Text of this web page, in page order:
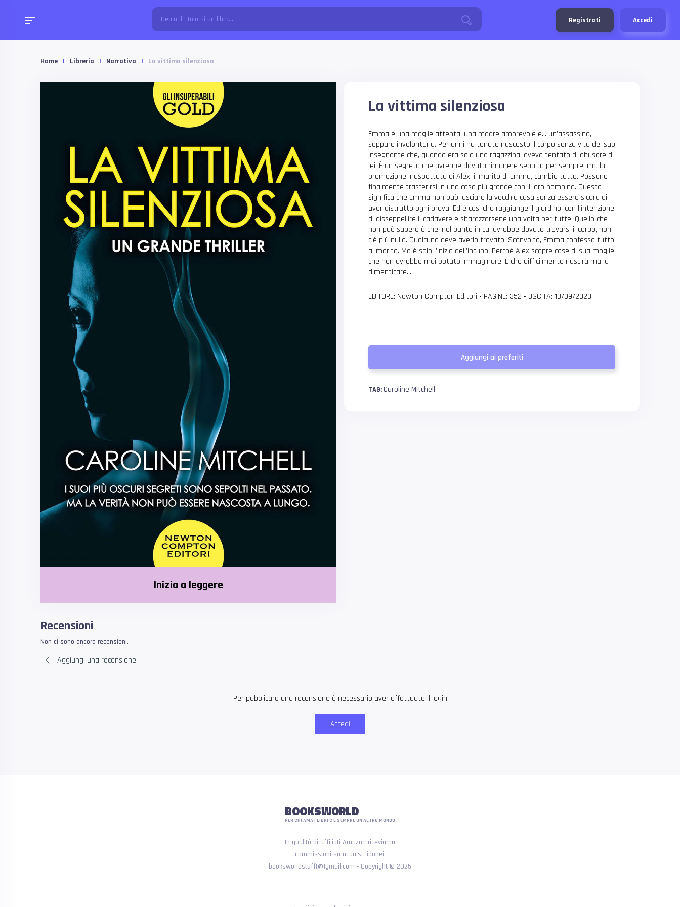
Registrati Accedi
Home | Libreria | Narrativa | La vittima silenziosa
Inizia a leggere
La vittima silenziosa
Emma è una moglie attenta, una madre amorevole e… un’assassina,
seppure involontaria. Per anni ha tenuto nascosto il corpo senza vita del suo
insegnante che, quando era solo una ragazzina, aveva tentato di abusare di
lei. È un segreto che avrebbe dovuto rimanere sepolto per sempre, ma la
promozione inaspettata di Alex, il marito di Emma, cambia tutto. Possono
finalmente trasferirsi in una casa più grande con il loro bambino. Questo
significa che Emma non può lasciare la vecchia casa senza essere sicura di
aver distrutto ogni prova. Ed è così che raggiunge il giardino, con l’intenzione
di disseppellire il cadavere e sbarazzarsene una volta per tutte. Quello che
non può sapere è che, nel punto in cui avrebbe dovuto trovarsi il corpo, non
c’è più nulla. Qualcuno deve averlo trovato. Sconvolta, Emma confessa tutto
al marito. Ma è solo l’inizio dell’incubo. Perché Alex scopre cose di sua moglie
che non avrebbe mai potuto immaginare. E che difficilmente riuscirà mai a
dimenticare…
EDITORE: Newton Compton Editori • PAGINE: 352 • USCITA: 10/09/2020
Aggiungi ai preferiti
TAG:Caroline Mitchell
Recensioni
Non ci sono ancora recensioni.
Aggiungi una recensione
Per pubblicare una recensione è necessario aver effettuato il login
Accedi
BOOKSWORLD
PER CHI AMA I LIBRI C'È SEMPRE UN ALTRO MONDO
In qualità di affiliati Amazon riceviamo
commissioni su acquisti idonei.
booksworldstaff[@]gmail.com - Copyright © 2025